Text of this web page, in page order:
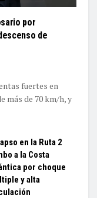
por
de
fuertes en
más de 70 km/h, y
en la Ruta 2
a la Costa
por choque
y alta